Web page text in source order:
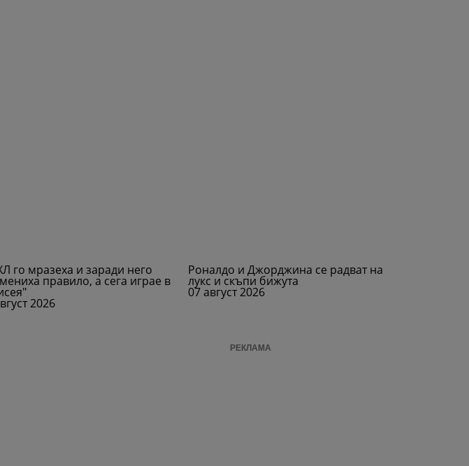
го мразеха и заради него
правило, а сега играе в
2026
Роналдо и Джорджина се радват на
лукс и скъпи бижута
07 август 2026
РЕКЛАМА